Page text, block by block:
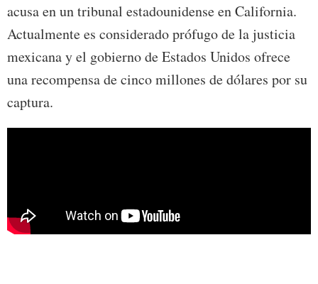
acusa en un tribunal estadounidense en California.
Actualmente es considerado prófugo de la justicia
mexicana y el gobierno de Estados Unidos ofrece
una recompensa de cinco millones de dólares por su
captura.